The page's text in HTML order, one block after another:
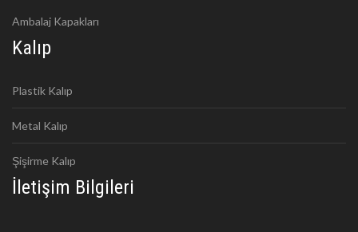
Ambalaj Kapakları
Kalıp
Plastik Kalıp
Metal Kalıp
Şişirme Kalıp
İletişim Bilgileri